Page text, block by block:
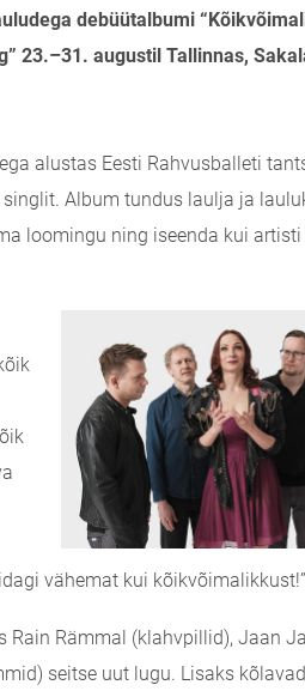
debüütalbumi
23.–31. augustil Tallinnas,
alustas Eesti Rahvusballeti
Album tundus laulja ja
loomingu ning iseenda kui artisti
vähemat kui kõikvõimalikkust!”
Rain Rämmal (klahvpillid), Jaan
seitse uut lugu. Lisaks